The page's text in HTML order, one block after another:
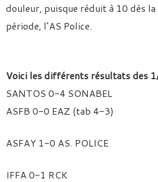
douleur, puisque réduit à 10 dès
période, l’AS Police.
Voici les différents résultats des
SANTOS 0-4 SONABEL
ASFB 0-0 EAZ (tab 4-3)
ASFAY 1-0 AS. POLICE
IFFA 0-1 RCK